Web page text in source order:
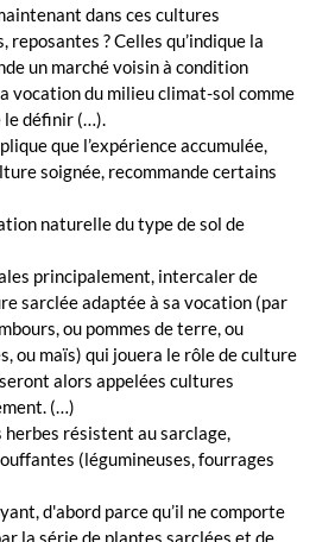
dans ces cultures
? Celles qu’indique la
un marché voisin à condition
vocation du milieu climat-sol comme
le définir (…).
que l’expérience accumulée,
soignée, recommande certains
naturelle du type de sol de
principalement, intercaler de
sarclée adaptée à sa vocation (par
ou pommes de terre, ou
ou maïs) qui jouera le rôle de culture
alors appelées cultures
(…)
herbes résistent au sarclage,
(légumineuses, fourrages
d'abord parce qu’il ne comporte
la série de plantes sarclées et de